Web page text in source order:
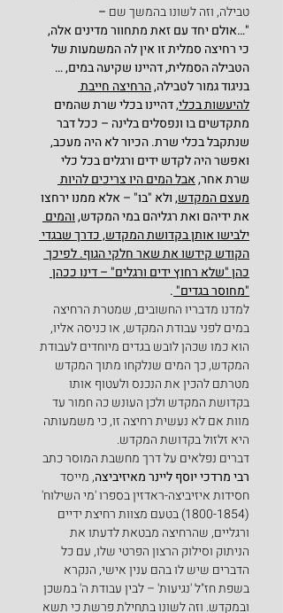
טבילה, וזה לשונו בהמשך שם –
"…אולם יחד עם זאת מתחוור מדינים אלה,
כי רחיצה סמלית זו אין לה המשמעות של
הטבילה הסמלית, דהיינו שקיעה במים, …
בניגוד גמור לטבילה, הרחיצה חייבת
להיעשות בכלי, דהיינו בכלי שרת שהמים
מתקדשים בו ונפסלים בלינה – ככל דבר
שנתקבל בכלי שרת. הכיור לא היה מעכב,
ואפשר היה לקדש ידים ורגלים בכל כלי
שרת אחר, אבל המים היו צריכים להיות
מעצם המקדש, ולא "בו" – אלא ממנו ירחצו
את ידיהם ואת רגליהם במי המקדש, והמים
ילבישו אותן בקדושת המקדש, כדרך שבגדי
הקודש קידשו את שאר חלקי הגוף. לפיכך
כהן "שלא רחוץ ידים ורגלים" – דינו ככהן
"מחוסר בגדים" .
למדנו מדבריו החשובים, שמטרת הרחיצה
במים לפני עבודת המקדש, או כניסה אליו,
הוא כמו שכהן לובש בגדים מיוחדים לעבודת
המקדש, כך המים שנלקחו מתוך המקדש
מטרתם להכין את הנכנס ולעטוף אותו
בקדושת המקדש ולכן העונש כה חמור עד
מוות אם לא נעשית רחיצה זו, כי משמעותה
היא זלזול בקדושת המקדש.
דברים נפלאים על דרך מחשבת המוסר כתב
רבי מרדכי יוסף ליינר מאיזיביצה, מייסד
חסידות איזיביצה-ראדזין בספרו 'מי השילוח'
(1800-1854) בטעם מצוות רחיצת ידיים
ורגליים, שהרחיצה מבטאת לדעתו את
הניתוק וסילוק הרצון הפרטי שלו, עם כל
הדברים שיש לו בהם ענין אישי, הנקרא
בשפת חז"ל 'נגיעות' – לבין עבודת ה' במשכן
ובמקדש. וזה לשונו בתחילת פרשת כי תשא